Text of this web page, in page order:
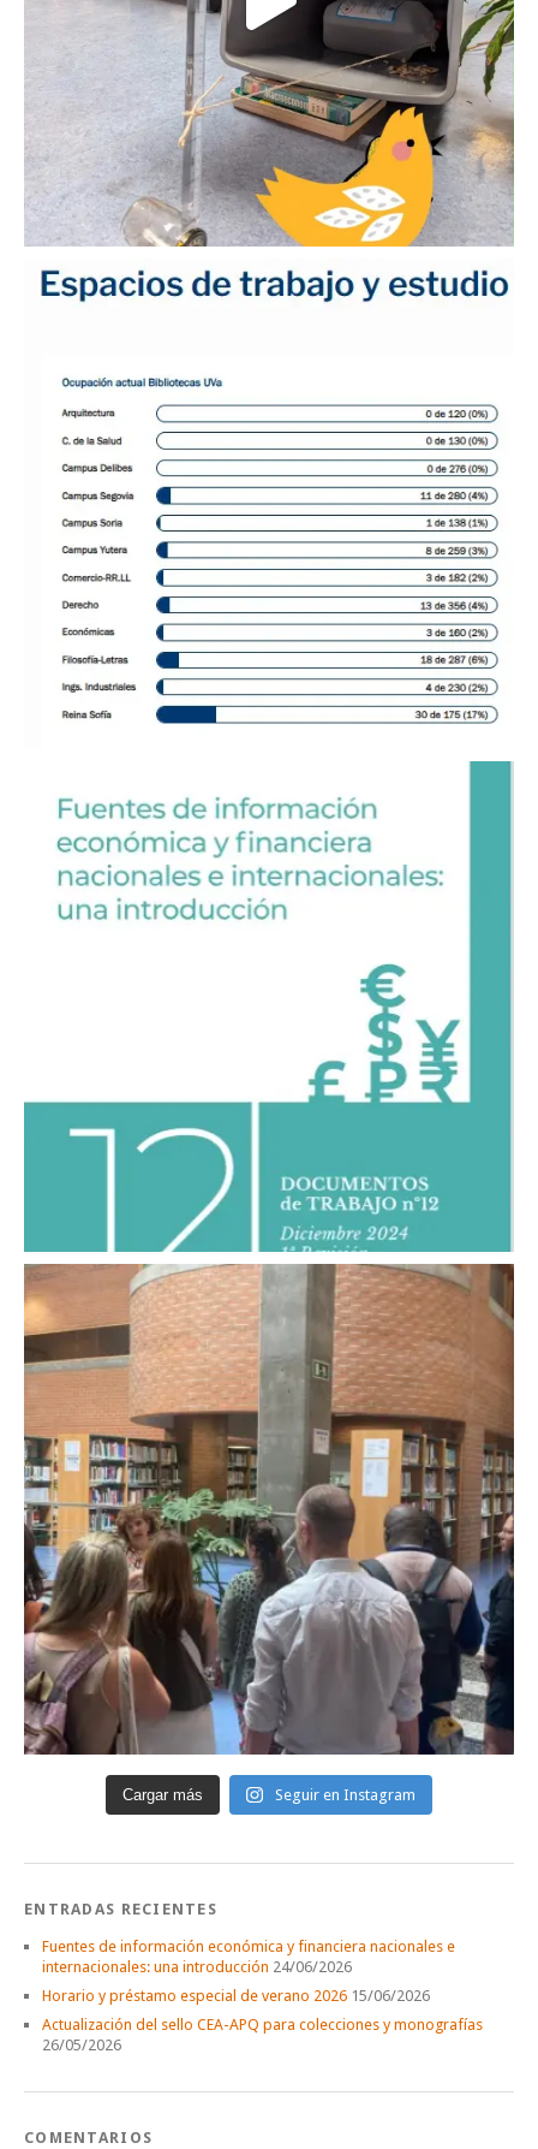
Cargar más Seguir en Instagram
ENTRADAS RECIENTES
Fuentes de información económica y financiera nacionales e
internacionales: una introducción 24/06/2026
Horario y préstamo especial de verano 2026 15/06/2026
Actualización del sello CEA-APQ para colecciones y monografías
26/05/2026
COMENTARIOS